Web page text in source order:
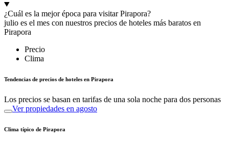
¿Cuál es la mejor época para visitar Pirapora?
julio es el mes con nuestros precios de hoteles más baratos en
Pirapora
Precio
Clima
Tendencias de precios de hoteles en Pirapora
Los precios se basan en tarifas de una sola noche para dos personas
Ver propiedades en agosto
Clima típico de Pirapora